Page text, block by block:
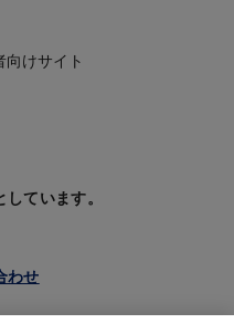
けサイト
ています。
わせ